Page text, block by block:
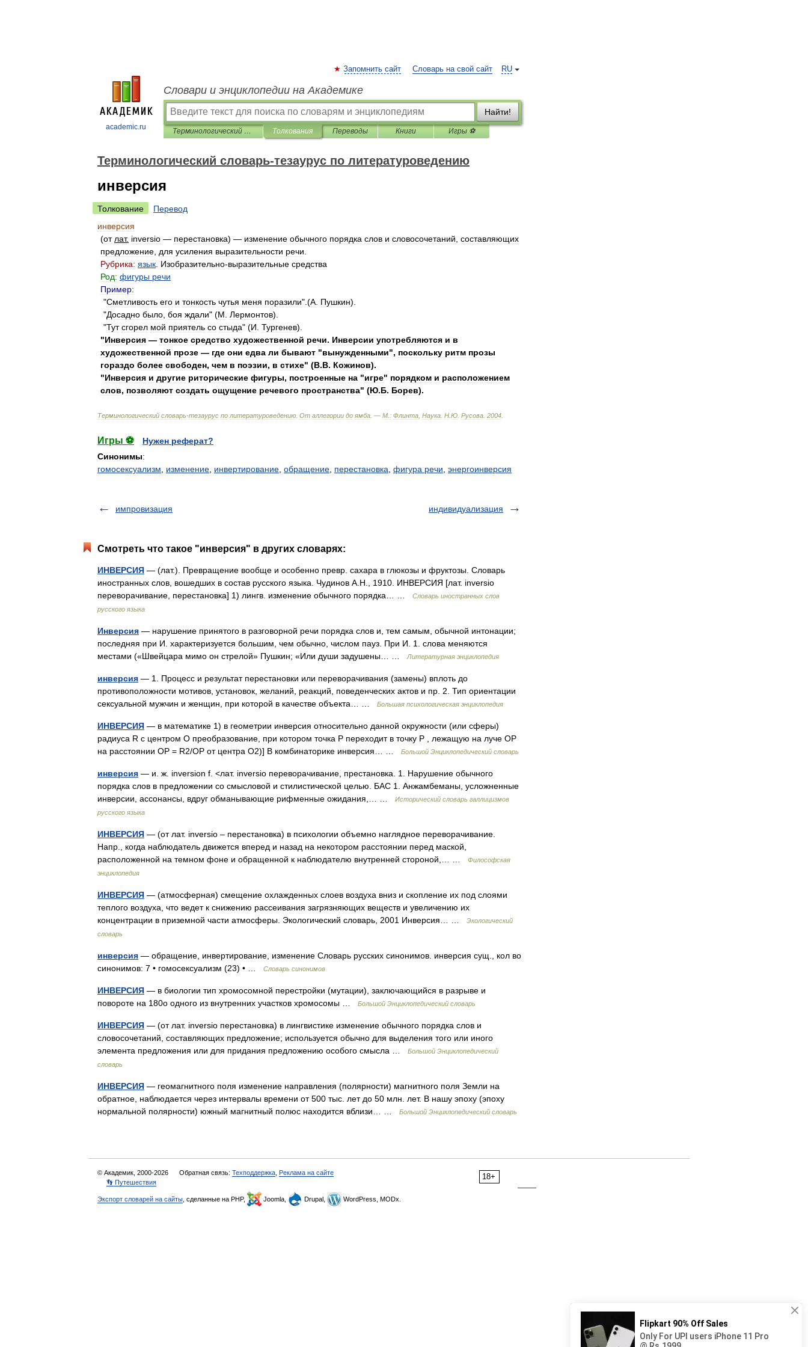
academic.ru
RU
Запомнить сайт Словарь на свой сайт
Словари и энциклопедии на Академике
Найти!
Терминологический словарь-тезаурус по литературоведению Толкования Переводы Книги Игры ⚽
Терминологический словарь-тезаурус по литературоведению
инверсия
Толкование
Перевод
инверсия
(от лат. inversio — перестановка) — изменение обычного порядка слов и словосочетаний составляющих
предложение для усиления выразительности речи
Рубрика: язык Изобразительно-выразительные средства
Род: фигуры речи
Пример:
"Сметливость его и тонкость чутья меня поразили".(А Пушкин).
"Досадно было боя ждали" (М Лермонтов).
"Тут сгорел мой приятель со стыда" (И Тургенев).
"Инверсия — тонкое средство художественной речи. Инверсии употребляются и в
художественной прозе — где они едва ли бывают "вынужденными", поскольку ритм прозы
гораздо более свободен, чем в поэзии, в стихе" (В.В. Кожинов).
"Инверсия и другие риторические фигуры, построенные на "игре" порядком и расположением
слов, позволяют создать ощущение речевого пространства" (Ю.Б. Борев).
Терминологический словарь-тезаурус по литературоведению От аллегории до ямба . — М : Флинта Наука Н Ю Русова 2004
Игры ⚽
Нужен реферат?
Синонимы:
гомосексуализм
изменение инвертирование обращение перестановка фигура речи энергоинверсия
импровизация индивидуализация
Смотреть что такое "инверсия" в других словарях:
ИНВЕРСИЯ — (лат.). Превращение вообще и особенно превр. сахара в глюкозы и фруктозы. Словарь
иностранных слов, вошедших в состав русского языка. Чудинов А.Н., 1910. ИНВЕРСИЯ [лат. inversio
переворачивание, перестановка] 1) лингв. изменение обычного порядка… …
Словарь иностранных слов
русского языка
Инверсия — нарушение принятого в разговорной речи порядка слов и, тем самым, обычной интонации;
последняя при И. характеризуется большим, чем обычно, числом пауз. При И. 1. слова меняются
местами («Швейцара мимо он стрелой» Пушкин; «Или души задушены… …
Литературная энциклопедия
инверсия — 1. Процесс и результат перестановки или переворачивания (замены) вплоть до
противоположности мотивов, установок, желаний, реакций, поведенческих актов и пр. 2. Тип ориентации
сексуальной мужчин и женщин, при которой в качестве объекта… …
Большая психологическая энциклопедия
ИНВЕРСИЯ — в математике 1) в геометрии инверсия относительно данной окружности (или сферы)
радиуса R с центром О преобразование, при котором точка Р переходит в точку Р , лежащую на луче ОР
на расстоянии ОР = R2/ОР от центра О2)] В комбинаторике инверсия… …
Большой Энциклопедический словарь
инверсия — и. ж. inversion f. <лат. inversio переворачивание, престановка. 1. Нарушение обычного
порядка слов в предложении со смысловой и стилистической целью. БАС 1. Анжамбеманы, усложненные
инверсии, ассонансы, вдруг обманывающие рифменные ожидания,… …
Исторический словарь галлицизмов
русского языка
ИНВЕРСИЯ — (от лат. inversio – перестановка) в психологии объемно наглядное переворачивание.
Напр., когда наблюдатель движется вперед и назад на некотором расстоянии перед маской,
расположенной на темном фоне и обращенной к наблюдателю внутренней стороной,… …
Философская
энциклопедия
ИНВЕРСИЯ — (атмосферная) смещение охлажденных слоев воздуха вниз и скопление их под слоями
теплого воздуха, что ведет к снижению рассеивания загрязняющих веществ и увеличению их
концентрации в приземной части атмосферы. Экологический словарь, 2001 Инверсия… …
Экологический
словарь
инверсия — обращение, инвертирование, изменение Словарь русских синонимов. инверсия сущ., кол во
синонимов: 7 • гомосексуализм (23) • …
Словарь синонимов
ИНВЕРСИЯ — в биологии тип хромосомной перестройки (мутации), заключающийся в разрыве и
повороте на 180о одного из внутренних участков хромосомы …
Большой Энциклопедический словарь
ИНВЕРСИЯ — (от лат. inversio перестановка) в лингвистике изменение обычного порядка слов и
словосочетаний, составляющих предложение; используется обычно для выделения того или иного
элемента предложения или для придания предложению особого смысла …
Большой Энциклопедический
словарь
ИНВЕРСИЯ — геомагнитного поля изменение направления (полярности) магнитного поля Земли на
обратное, наблюдается через интервалы времени от 500 тыс. лет до 50 млн. лет. В нашу эпоху (эпоху
нормальной полярности) южный магнитный полюс находится вблизи… …
Большой Энциклопедический словарь
18+
© Академик, 2000-2026 Обратная связь: Техподдержка Реклама на сайте
👣 Путешествия
Экспорт словарей на сайты , сделанные на PHP, Joomla, Drupal, WordPress, MODx.